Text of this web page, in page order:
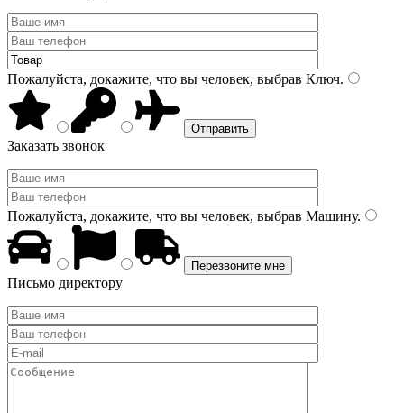
Пожалуйста, докажите, что вы человек, выбрав Ключ.
Заказать звонок
Пожалуйста, докажите, что вы человек, выбрав Машину.
Письмо директору